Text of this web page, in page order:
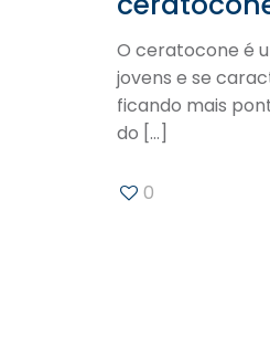
O ceratocone é
jovens e se
ficando mais
do […]
0